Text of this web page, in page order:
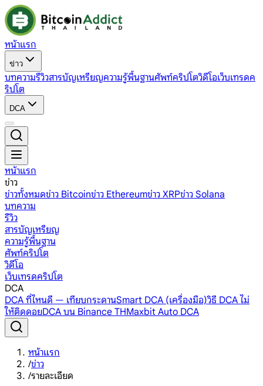
หน้าแรก
ข่าว
บทความรีวิวสารบัญเหรียญความรู้พื้นฐานศัพท์คริปโตวิดีโอเว็บเทรดค
ริปโต
DCA
หน้าแรก
ข่าว
ข่าวทั้งหมดข่าว Bitcoinข่าว Ethereumข่าว XRPข่าว Solana
บทความ
รีวิว
สารบัญเหรียญ
ความรู้พื้นฐาน
ศัพท์คริปโต
วิดีโอ
เว็บเทรดคริปโต
DCA
DCA ที่ไหนดี — เทียบกระดานSmart DCA (เครื่องมือ)วิธี DCA ไม่
ให้ติดดอยDCA บน Binance THMaxbit Auto DCA
หน้าแรก
/ข่าว
/รายละเอียด